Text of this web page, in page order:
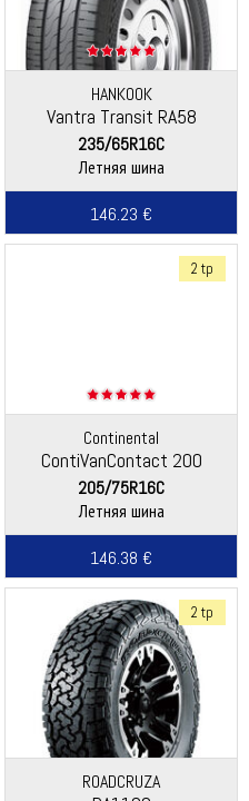
HANKOOK
Vantra Transit RA58
235/65R16C
Летняя шина
146.23 €
2 tp
Continental
ContiVanContact 200
205/75R16C
Летняя шина
146.38 €
2 tp
ROADCRUZA